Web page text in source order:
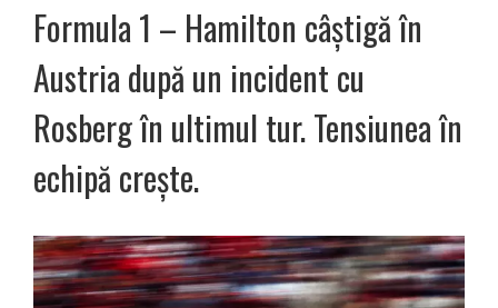
Formula 1 – Hamilton câștigă în
Austria după un incident cu
Rosberg în ultimul tur. Tensiunea în
echipă crește.